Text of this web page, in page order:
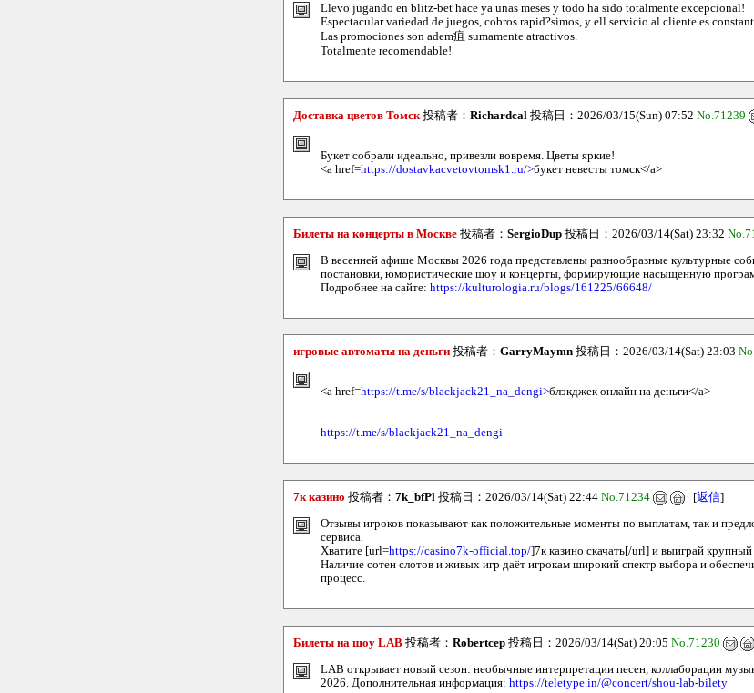
Llevo jugando en blitz-bet hace ya unas meses y todo ha sido totalmente excepcional!
Espectacular variedad de juegos, cobros rapid?simos, y ell servicio al cliente es
Las promociones son adem疽 sumamente atractivos.
Totalmente recomendable!
Доставка цветов Томск投稿者： Richardcal 投稿日：2026/03/15(Sun) 07:52 No.71239
Букет собрали идеально, привезли вовремя. Цветы яркие!
<a href=https://dostavkacvetovtomsk1.ru/>букет невесты томск</a>
Билеты на концерты в Москве 投稿者： SergioDup 投稿日：2026/03/14(Sat) 23:32
В весенней афише Москвы 2026 года представлены разнообразные культурные
постановки, юмористические шоу и концерты, формирующие насыщенную
Подробнее на сайте: https://kulturologia.ru/blogs/161225/66648/
игровые автоматы на деньги 投稿者： GarryMaymn 投稿日：2026/03/14(Sat) 23:03
<a href=https://t.me/s/blackjack21_na_dengi>блэкджек онлайн на деньги</a>
https://t.me/s/blackjack21_na_dengi
7к казино 投稿者： 7k_bfPl 投稿日：2026/03/14(Sat) 22:44 No.71234 [返信]
Отзывы игроков показывают как положительные моменты по выплатам, так и
сервиса.
Хватите [url=https://casino7k-official.top/]7к казино скачать[/url] и выиграй
Наличие сотен слотов и живых игр даёт игрокам широкий спектр выбора и
процесс.
Билеты на шоу LAB 投稿者： Robertcep 投稿日：2026/03/14(Sat) 20:05 No.71230
LAB открывает новый сезон: необычные интерпретации песен, коллаборации
2026. Дополнительная информация: https://teletype.in/@concert/shou-lab-bilety